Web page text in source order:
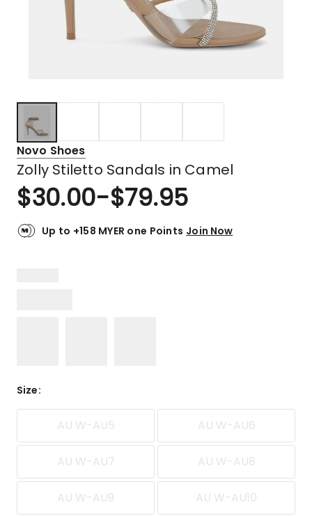
Novo Shoes
Zolly Stiletto Sandals in Camel
$30.00-$79.95
Up to +158 MYER one Points Join Now
Size:
AU W-AU5 AU W-AU6
AU W-AU7 AU W-AU8
AU W-AU9 AU W-AU10